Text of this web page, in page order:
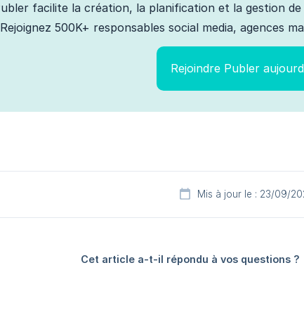
facilite la création, la planification et la gestion
Rejoignez 500K+ responsables social media, agences
Rejoindre Publer
Mis à jour le : 23/09/
Cet article a-t-il répondu à vos questions ?